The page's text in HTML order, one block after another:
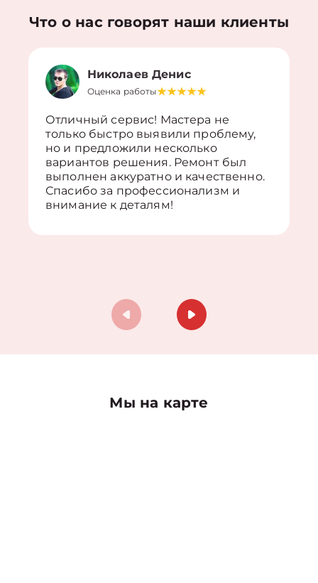
Что о нас говорят наши клиенты
Николаев Денис
Оценка работы
Отличный сервис! Мастера не
только быстро выявили проблему,
но и предложили несколько
вариантов решения. Ремонт был
выполнен аккуратно и качественно.
Спасибо за профессионализм и
внимание к деталям!
Мы на карте